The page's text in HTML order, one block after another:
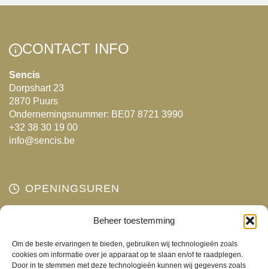
Beheer toestemming
Om de beste ervaringen te bieden, gebruiken wij technologieën zoals
cookies om informatie over je apparaat op te slaan en/of te raadplegen.
Door in te stemmen met deze technologieën kunnen wij gegevens zoals
CONTACT INFO
Sencis
Dorpshart 23
2870 Puurs
Ondernemingsnummer: BE07 8721 3990
+32 38 30 19 00
info@sencis.be
OPENINGSUREN
Gesloten
Woensdag
10:00 - 18:00